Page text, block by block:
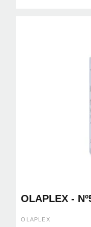
OLAPLEX -
OLAPLEX